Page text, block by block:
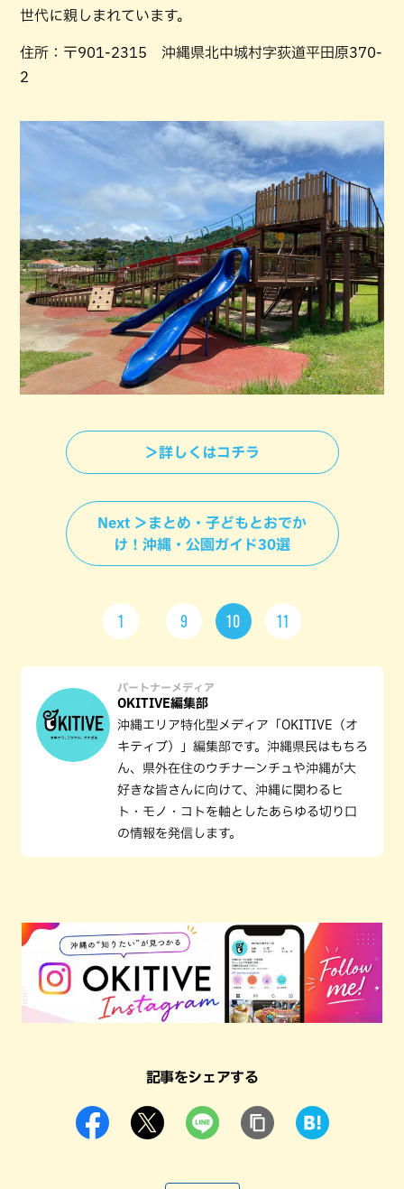
世代に親しまれています。
住所：〒901-2315 沖縄県北中城村字荻道平田原370-
2
＞詳しくはコチラ
Next ＞まとめ・子どもとおでか
け！沖縄・公園ガイド30選
1 9 10 11
パートナーメディア
OKITIVE編集部
沖縄エリア特化型メディア「OKITIVE（オ
キティブ）」編集部です。沖縄県民はもちろ
ん、県外在住のウチナーンチュや沖縄が大
好きな皆さんに向けて、沖縄に関わるヒ
ト・モノ・コトを軸としたあらゆる切り口
の情報を発信します。
記事をシェアする